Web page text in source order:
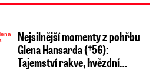
Nejsilnější momenty z pohřbu
Glena Hansarda (†56):
Tajemství rakve, hvězdní…